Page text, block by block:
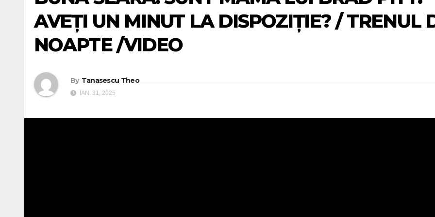
AVEȚI UN MINUT LA DISPOZIȚIE? / TRENUL
NOAPTE /VIDEO
By Tanasescu Theo
IAN. 31, 2025